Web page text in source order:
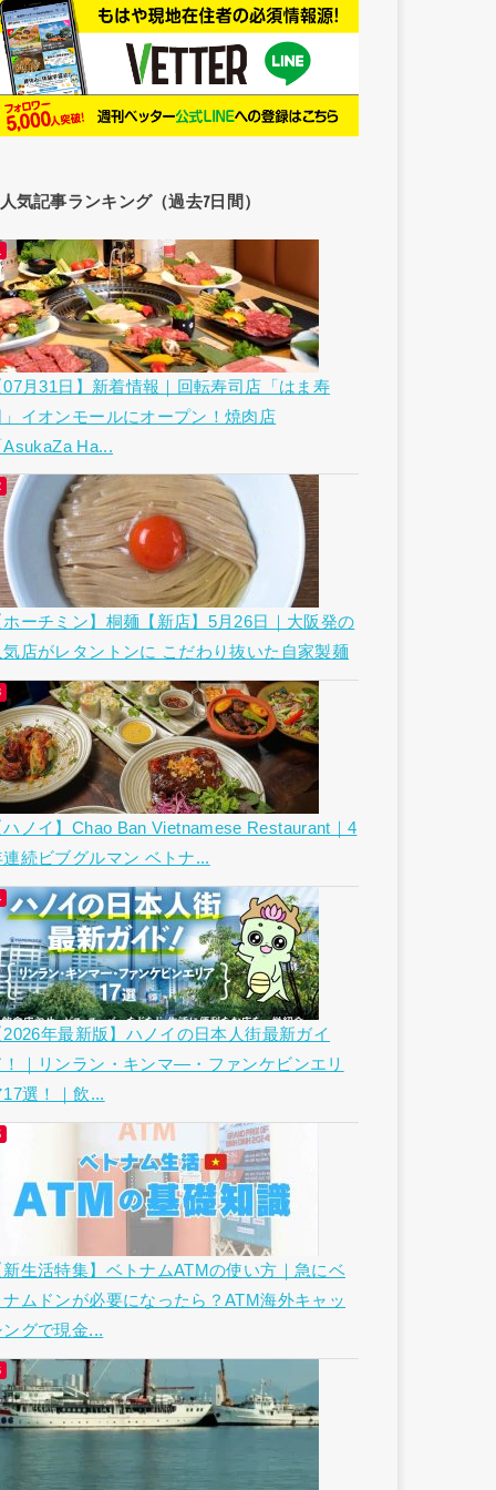
人気記事ランキング（過去7日間）
07月31日】新着情報｜回転寿司店「はま寿
」イオンモールにオープン！焼肉店
AsukaZa Ha...
ホーチミン】桐麺【新店】5月26日｜大阪発の
気店がレタントンに こだわり抜いた自家製麺
ハノイ】Chao Ban Vietnamese Restaurant｜4
連続ビブグルマン ベトナ...
2026年最新版】ハノイの日本人街最新ガイ
！｜リンラン・キンマ―・ファンケビンエリ
17選！｜飲...
新生活特集】ベトナムATMの使い方｜急にベ
ナムドンが必要になったら？ATM海外キャッ
ングで現金...